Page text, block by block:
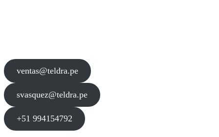
ventas@teldra.pe
svasquez@teldra.pe
+51 994154792